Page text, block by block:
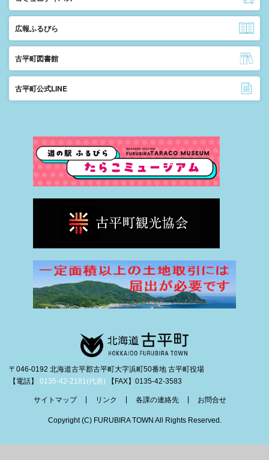
広報ふるびら
古平町図書館
古平町公式LINE
〒046-0192 北海道古平郡古平町大字浜町50番地 古平町役場
【電話】 0135-42-2181(代表) 【FAX】0135-42-3583
サイトマップ リンク 各課の連絡先 お問合せ
Copyright (C) FURUBIRA TOWN All Rights Reserved.